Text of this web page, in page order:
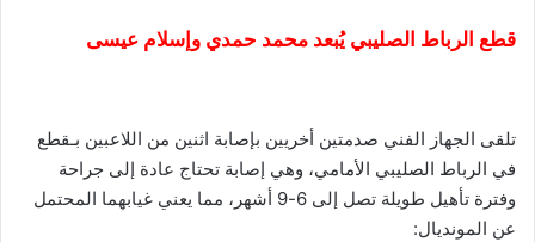
قطع الرباط الصليبي يُبعد محمد حمدي وإسلام عيسى
تلقى الجهاز الفني صدمتين أخريين بإصابة اثنين من اللاعبين بـقطع
في الرباط الصليبي الأمامي، وهي إصابة تحتاج عادة إلى جراحة
وفترة تأهيل طويلة تصل إلى 6-9 أشهر، مما يعني غيابهما المحتمل
عن المونديال: